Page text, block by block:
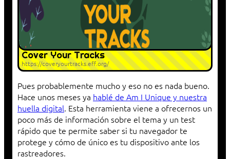
Cover Your Tracks
https://coveryourtracks.eff.org/
Pues probablemente mucho y eso no es nada bueno.
Hace unos meses ya hablé de Am I Unique y nuestra
huella digital. Esta herramienta viene a ofrecernos un
poco más de información sobre el tema y un test
rápido que te permite saber si tu navegador te
protege y cómo de único es tu dispositivo ante los
rastreadores.